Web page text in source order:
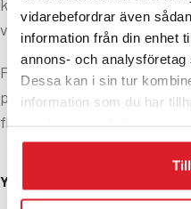
vidarebefordrar även
information från din enhet
annons- och analysföretag
Dessa kan i sin tur
information som du har
kvar full driftsäkerhet, och
värmesystemet, även vid
För dig som har
pelletsbrännare, är det
flera timmar när strömmen
Ytterligare information